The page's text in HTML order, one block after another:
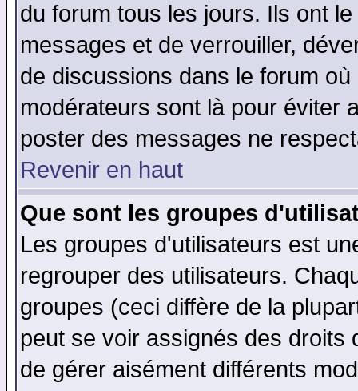
du forum tous les jours. Ils ont
messages et de verrouiller,
de discussions dans le forum
modérateurs sont là pour éviter
poster des messages ne
Revenir en haut
Que sont les groupes
Les groupes d'utilisateurs est
regrouper des utilisateurs.
groupes (ceci diffère de la
peut se voir assignés des
de gérer aisément différents